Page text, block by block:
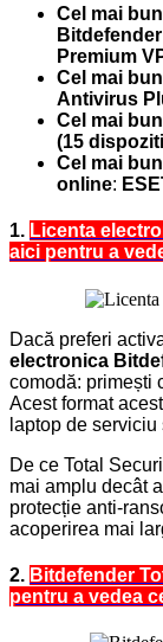
Cel mai
Premium
Cel mai
Antivirus
Cel mai
(15
Cel mai
online:
1. Licenta
aici pentru a
Dacă preferi
electronica
comodă: primești
Acestformat
laptop de
De ce Total
mai amplu decât
protecție anti-
acoperirea mai
2. Bitdefender
pentru a vedea